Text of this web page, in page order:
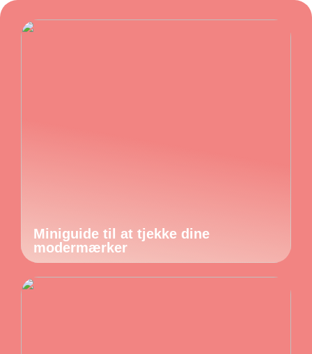
Miniguide til at tjekke dine
modermærker